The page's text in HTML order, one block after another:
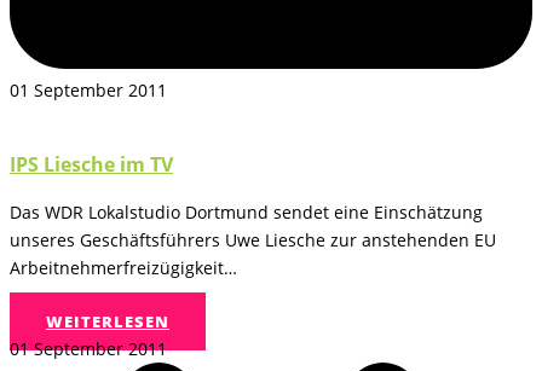
01 September 2011
IPS Liesche im TV
Das WDR Lokalstudio Dortmund sendet eine Einschätzung
unseres Geschäftsführers Uwe Liesche zur anstehenden EU
Arbeitnehmerfreizügigkeit…
WEITERLESEN
01 September 2011